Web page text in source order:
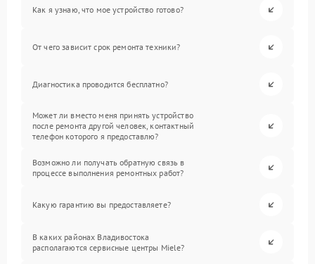
Как я узнаю, что мое устройство готово?
От чего зависит срок ремонта техники?
Диагностика проводится бесплатно?
Может ли вместо меня принять устройство
после ремонта другой человек, контактный
телефон которого я предоставлю?
Возможно ли получать обратную связь в
процессе выполнения ремонтных работ?
Какую гарантию вы предоставляете?
В каких районах Владивостока
располагаются сервисные центры Miele?